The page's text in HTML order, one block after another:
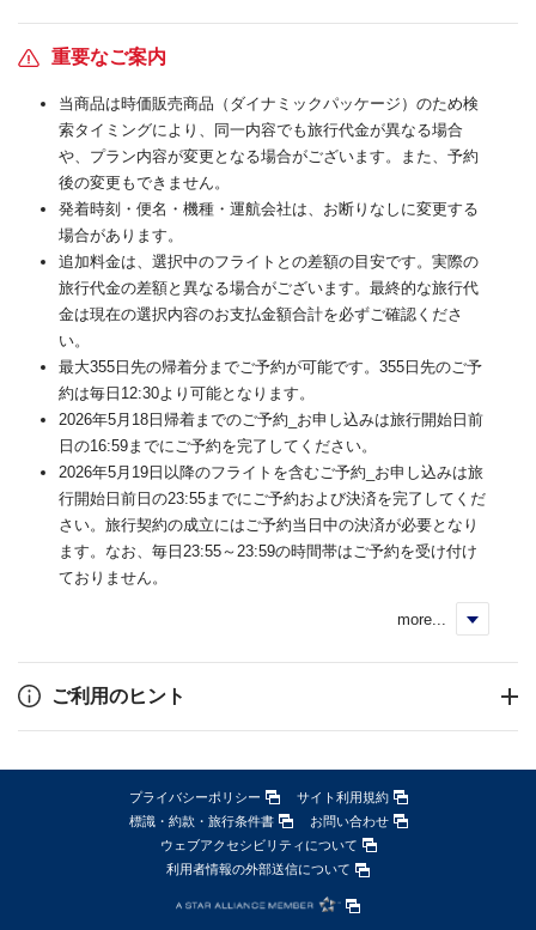
重要なご案内
当商品は時価販売商品（ダイナミックパッケージ）のため検
索タイミングにより、同一内容でも旅行代金が異なる場合
や、プラン内容が変更となる場合がございます。また、予約
後の変更もできません。
発着時刻・便名・機種・運航会社は、お断りなしに変更する
場合があります。
追加料金は、選択中のフライトとの差額の目安です。実際の
旅行代金の差額と異なる場合がございます。最終的な旅行代
金は現在の選択内容のお支払金額合計を必ずご確認くださ
い。
最大355日先の帰着分までご予約が可能です。355日先のご予
約は毎日12:30より可能となります。
2026年5月18日帰着までのご予約_お申し込みは旅行開始日前
日の16:59までにご予約を完了してください。
2026年5月19日以降のフライトを含むご予約_お申し込みは旅
行開始日前日の23:55までにご予約および決済を完了してくだ
さい。旅行契約の成立にはご予約当日中の決済が必要となり
ます。なお、毎日23:55～23:59の時間帯はご予約を受け付け
ておりません。
more...
ご利用のヒント
プライバシーポリシー
サイト利用規約
標識・約款・旅行条件書
お問い合わせ
ウェブアクセシビリティについて
利用者情報の外部送信について